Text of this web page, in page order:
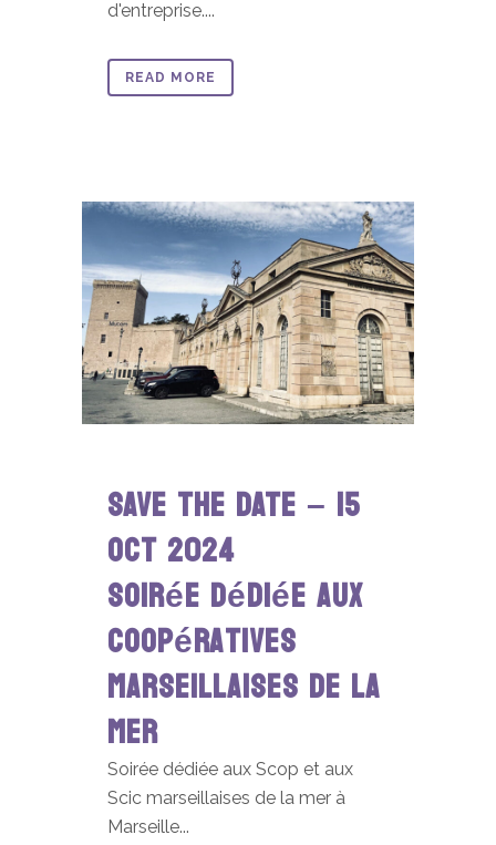
d'entreprise....
READ MORE
SAVE THE DATE – 15
OCT 2024
Soirée dédiée aux
coopératives
marseillaises de la
mer
Soirée dédiée aux Scop et aux
Scic marseillaises de la mer à
Marseille...